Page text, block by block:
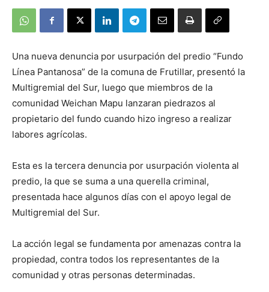
Una nueva denuncia por usurpación del predio “Fundo
Línea Pantanosa” de la comuna de Frutillar, presentó la
Multigremial del Sur, luego que miembros de la
comunidad Weichan Mapu lanzaran piedrazos al
propietario del fundo cuando hizo ingreso a realizar
labores agrícolas.
Esta es la tercera denuncia por usurpación violenta al
predio, la que se suma a una querella criminal,
presentada hace algunos días con el apoyo legal de
Multigremial del Sur.
La acción legal se fundamenta por amenazas contra la
propiedad, contra todos los representantes de la
comunidad y otras personas determinadas.